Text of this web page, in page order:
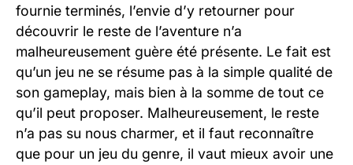
fournie terminés, l’envie d’y retourner pour
découvrir le reste de l’aventure n’a
malheureusement guère été présente. Le fait est
qu’un jeu ne se résume pas à la simple qualité de
son gameplay, mais bien à la somme de tout ce
qu’il peut proposer. Malheureusement, le reste
n’a pas su nous charmer, et il faut reconnaître
que pour un jeu du genre, il vaut mieux avoir une